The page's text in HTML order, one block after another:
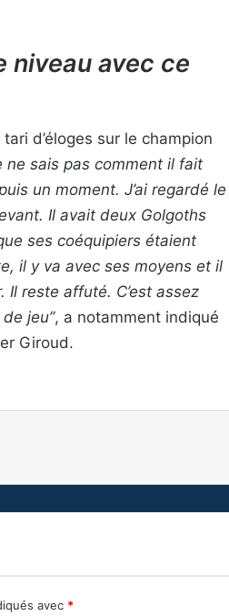
niveau avec ce
d’éloges sur le champion
ne sais pas comment il fait
un moment. J’ai regardé le
Il avait deux Golgoths
ses coéquipiers étaient
il y va avec ses moyens et il
reste affuté. C’est assez
jeu”, a notamment indiqué
Giroud.
avec *